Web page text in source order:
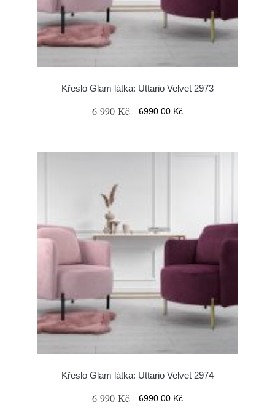
Křeslo Glam látka: Uttario Velvet 2973
6 990 Kč 6990.00 Kč
Křeslo Glam látka: Uttario Velvet 2974
6 990 Kč 6990.00 Kč